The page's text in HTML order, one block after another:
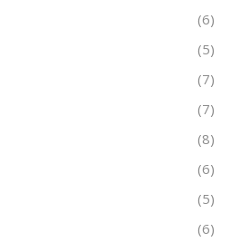
(6)
(5)
(7)
(7)
(8)
(6)
(5)
(6)